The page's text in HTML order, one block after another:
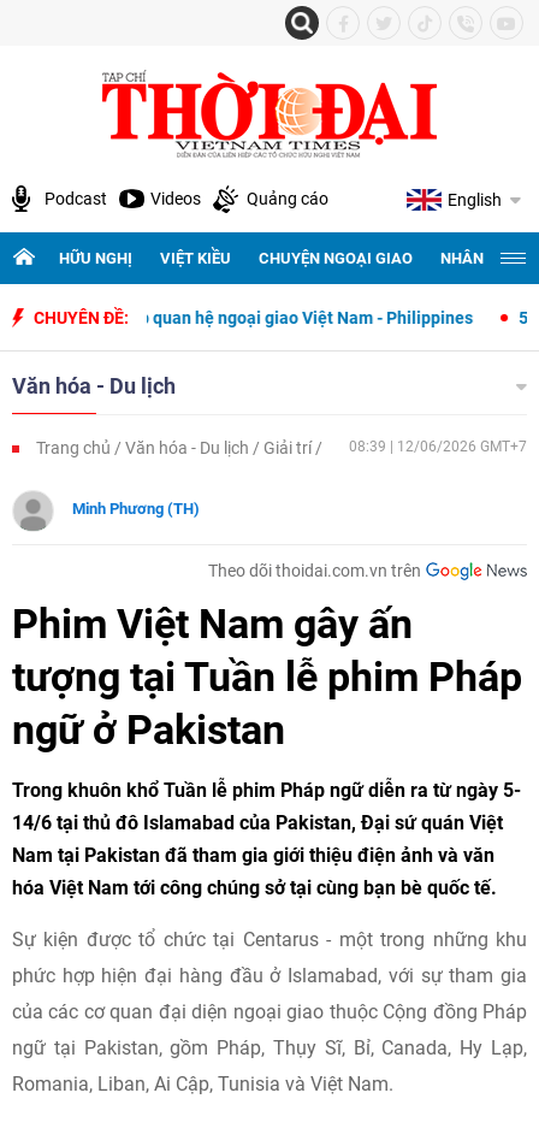
Podcast Videos Quảng cáo English
HỮU NGHỊ VIỆT KIỀU CHUYỆN NGOẠI GIAO NHÂN
CHUYÊN ĐỀ:
thiết lập quan hệ ngoại giao Việt Nam - Philippines 500 ngày
Văn hóa - Du lịch
Trang chủ Văn hóa - Du lịch Giải trí 08:39 | 12/06/2026 GMT+7
Minh Phương (TH)
Theo dõi thoidai.com.vn trên
Phim Việt Nam gây ấn
tượng tại Tuần lễ phim Pháp
ngữ ở Pakistan
Trong khuôn khổ Tuần lễ phim Pháp ngữ diễn ra từ ngày 5-
14/6 tại thủ đô Islamabad của Pakistan, Đại sứ quán Việt
Nam tại Pakistan đã tham gia giới thiệu điện ảnh và văn
hóa Việt Nam tới công chúng sở tại cùng bạn bè quốc tế.
Sự kiện được tổ chức tại Centarus - một trong những khu
phức hợp hiện đại hàng đầu ở Islamabad, với sự tham gia
của các cơ quan đại diện ngoại giao thuộc Cộng đồng Pháp
ngữ tại Pakistan, gồm Pháp, Thụy Sĩ, Bỉ, Canada, Hy Lạp,
Romania, Liban, Ai Cập, Tunisia và Việt Nam.